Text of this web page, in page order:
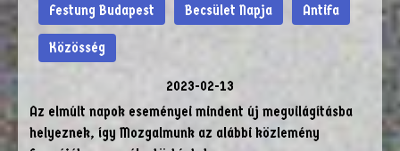
Festung Budapest Becsület Napja Antifa
Közösség
2023-02-13
Az elmúlt napok eseményei mindent új megvilágításba
helyeznek, így Mozgalmunk az alábbi közlemény